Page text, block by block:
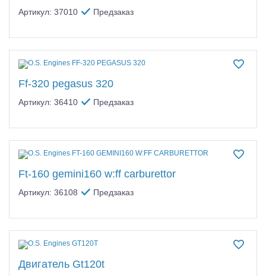
Квадрокоптеры
Аппаратура и электроника
Аккумуляторы и батарейки
Зарядные устройства и блоки питания
Двигатели
Технические жидкости
Оптовая продажа запчастей для моделей
Артикул: 37010 Предзаказ
Ff-320 pegasus 320
Артикул: 36410 Предзаказ
Ft-160 gemini160 w:ff carburettor
Артикул: 36108 Предзаказ
Двигатель Gt120t